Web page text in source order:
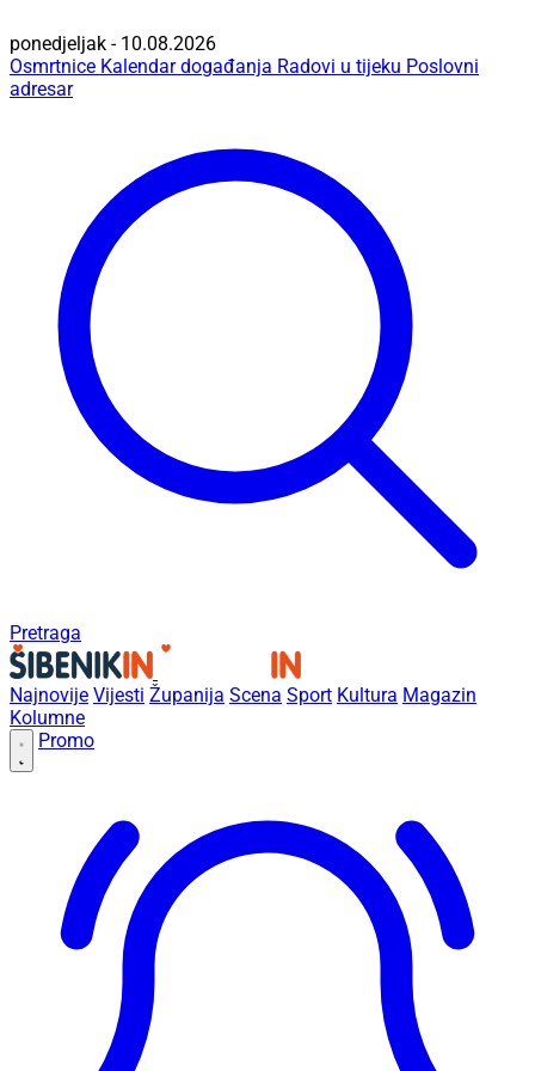
ponedjeljak - 10.08.2026
Osmrtnice Kalendar događanja Radovi u tijeku Poslovni
adresar
Pretraga
Najnovije Vijesti Županija Scena Sport Kultura Magazin
Kolumne
Promo